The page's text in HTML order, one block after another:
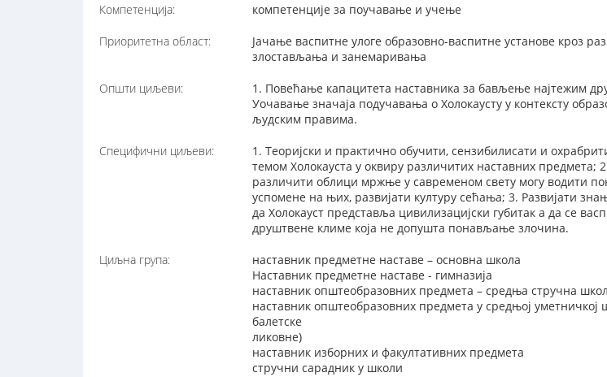
Компетенција: компетенције за поучавање и учење
Приоритетна област:
Јачање васпитне улоге образовно-васпитне установе кроз
злостављања и занемаривања
Општи циљеви:
1. Повећање капацитета наставника за бављење најтежим
Уочавање значаја подучавања о Холокаусту у контексту
људским правима.
Специфични циљеви:
1. Теоријски и практично обучити, сензибилисати и
темом Холокауста у оквиру различитих наставних предмета;
различити облици мржње у савременом свету могу водити
успомене на њих, развијати културу сећања; 3. Развијати
да Холокауст представља цивилизацијски губитак а да се
друштвене климе која не допушта понављање злочина.
Циљна група:
наставник предметне наставе – основна школа
Наставник предметне наставе - гимназија
наставник општеобразовних предмета – средња стручна
наставник општеобразовних предмета у средњој уметничкој
балетске
ликовне)
наставник изборних и факултативних предмета
стручни сарадник у школи